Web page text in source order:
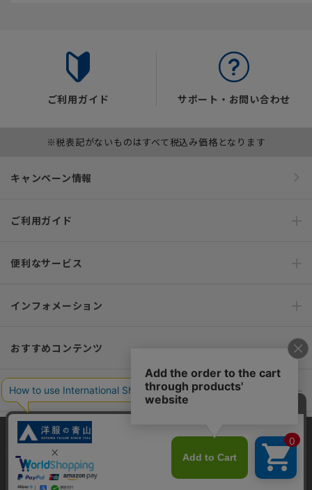
ご利用ガイド サポート・お問い合わせ
※税表記がないものはすべて税込み価格となります
キャンペーン情報
ご利用ガイド
便利なサービス
インフォメーション
おすすめコンテンツ
ポリシー・企業情報
オーダースーツなら SHITATE
当サイトでは、快適な閲覧体験とコンテンツ改善のためにCookieを使用
しています。閲覧を続けることで、Cookieの使用に同意したものとみな
します。詳細については